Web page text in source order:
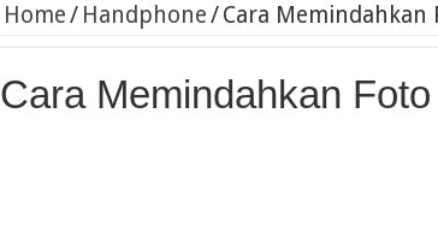
Home/ Handphone/Cara
Cara Memindahkan